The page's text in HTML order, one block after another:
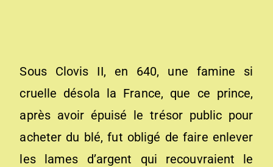
Sous Clovis II, en 640, une famine si
cruelle désola la France, que ce prince,
après avoir épuisé le trésor public pour
acheter du blé, fut obligé de faire enlever
les lames d’argent qui recouvraient le